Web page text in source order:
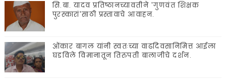
सि.बा. यादव प्रतिष्ठानच्यावतीने 'गुणवंत शिक्षक
पुरस्कारां'साठी प्रस्तावाचे आवाहन.
ओंकार बागल यांनी स्वतःच्या वाढदिवसानिमित्त आईला
घडविले विमानातून तिरुपती बालाजीचे दर्शन.